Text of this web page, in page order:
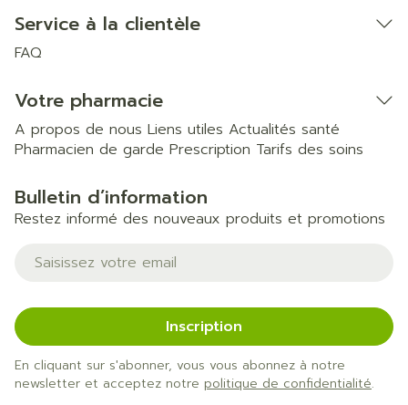
Service à la clientèle
FAQ
Votre pharmacie
A propos de nous Liens utiles Actualités santé
Pharmacien de garde Prescription Tarifs des soins
Bulletin d’information
Restez informé des nouveaux produits et promotions
Adresse mail
Inscription
En cliquant sur s'abonner, vous vous abonnez à notre
newsletter et acceptez notre politique de confidentialité.